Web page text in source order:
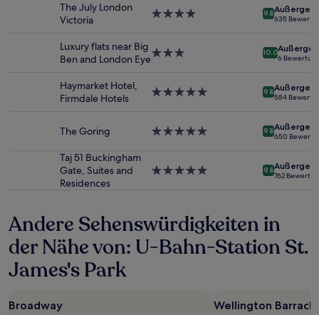
2 Erwachsenen
Verfügbarkeiten
zusätzliche
Bedingungen
The July London
Victoria
4.0-
9.8
635
Luxury flats near Big
Ben and London Eye3.0-
10.0
6
Haymarket Hotel,
Firmdale Hotels
5.0-
9.8
584
The Goring
5.0-
9.8
650
Taj 51 Buckingham
Gate, Suites and
Residences
5.0-
9.8
762
Andere Sehenswürdigkeiten in
der Nähe von: U-Bahn-Station St.
James's Park
Broadway Wellington Barracks